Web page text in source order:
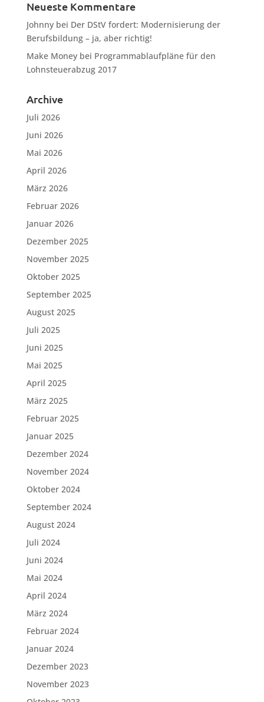
Neueste Kommentare
Johnnybei Der DStV fordert: Modernisierung der
Berufsbildung – ja, aber richtig!
Make Moneybei Programmablaufpläne für den
Lohnsteuerabzug 2017
Archive
Juli 2026
Juni 2026
Mai 2026
April 2026
März 2026
Februar 2026
Januar 2026
Dezember 2025
November 2025
Oktober 2025
September 2025
August 2025
Juli 2025
Juni 2025
Mai 2025
April 2025
März 2025
Februar 2025
Januar 2025
Dezember 2024
November 2024
Oktober 2024
September 2024
August 2024
Juli 2024
Juni 2024
Mai 2024
April 2024
März 2024
Februar 2024
Januar 2024
Dezember 2023
November 2023